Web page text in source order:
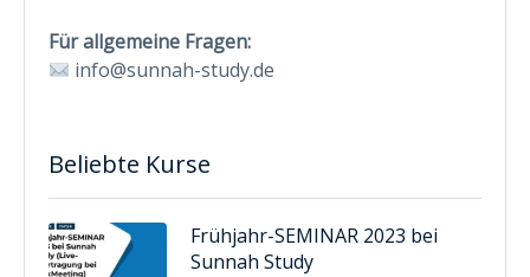
Für allgemeine Fragen:
info@sunnah-study.de
Beliebte Kurse
Frühjahr-SEMINAR 2023 bei
Sunnah Study